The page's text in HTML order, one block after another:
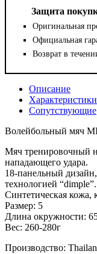
Защита
Оригинальная
Официальная
Возврат в
Описание
Характеристики
Сопутствующие
Волейбольный мяч
Мяч тренировочный
нападающего удара.
18-панельный
технологией “dimple”.
Синтетическая кожа,
Размер: 5
Длина окружности:
Вес: 260-280г
Производство: